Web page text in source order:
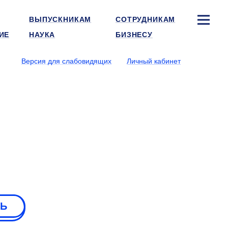
ВЫПУСКНИКАМ
СОТРУДНИКАМ
НАУКА БИЗНЕСУ
Версия для слабовидящих
Личный кабинет